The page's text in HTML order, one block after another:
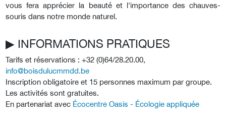
vous fera apprécier la beauté et l'importance des chauves-
souris dans notre monde naturel.
▶︎ INFORMATIONS PRATIQUES
Tarifs et réservations : +32 (0)64/28.20.00,
info@boisdulucmmdd.be
Inscription obligatoire et 15 personnes maximum par groupe.
Les activités sont gratuites.
En partenariat avec Écocentre Oasis - Écologie appliquée